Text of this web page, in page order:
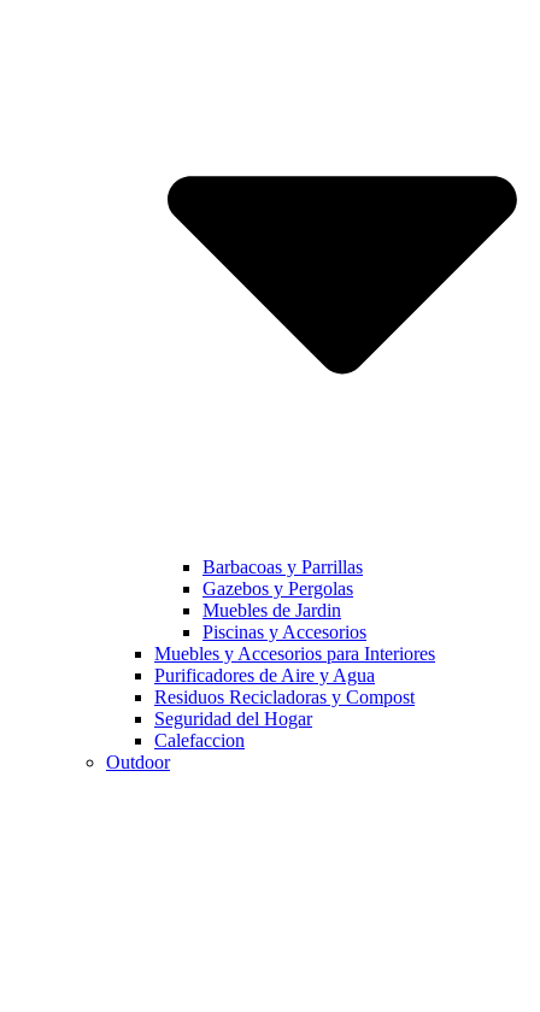
Barbacoas y Parrillas
Gazebos y Pergolas
Muebles de Jardin
Piscinas y Accesorios
Muebles y Accesorios para Interiores
Purificadores de Aire y Agua
Residuos Recicladoras y Compost
Seguridad del Hogar
Calefaccion
Outdoor